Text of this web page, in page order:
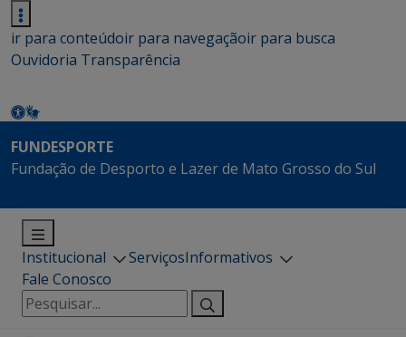
ir para conteúdoir para navegaçãoir para busca
Ouvidoria Transparência
FUNDESPORTE
Fundação de Desporto e Lazer de Mato Grosso do Sul
Institucional ServiçosInformativos
Fale Conosco
Pesquisar
por: